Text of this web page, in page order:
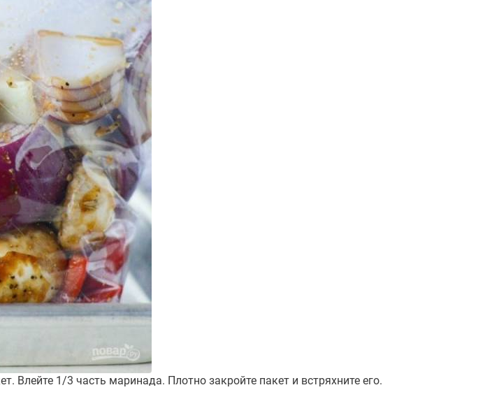
Влейте 1/3 часть маринада. Плотно закройте пакет и встряхните его.